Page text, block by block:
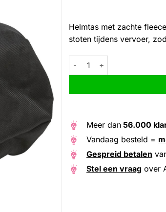
Helmtas met zachte
stoten tijdens vervoer,
Abus helmtas aantal
Alternative:
Meer dan 56.000
Vandaag besteld =
Gespreid betalen
Stel een vraag over